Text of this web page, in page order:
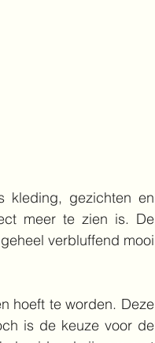
kleding, gezichten en
meer te zien is. De
verbluffend mooi
hoeft te worden. Deze
is de keuze voor de